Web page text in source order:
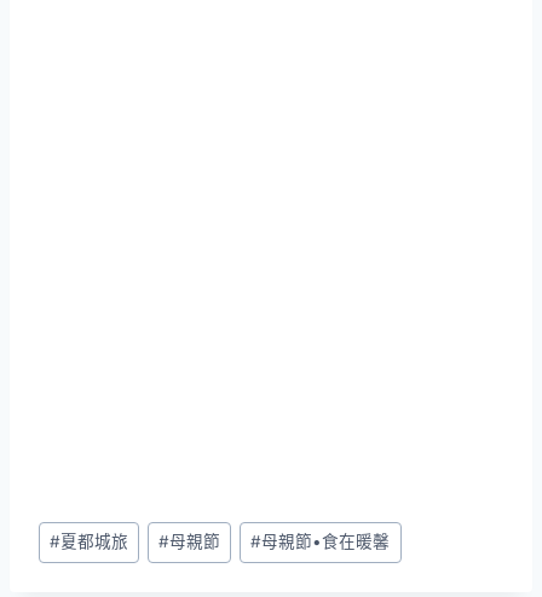
Post
Tags:
#夏都城旅 #母親節 #母親節•食在暖馨